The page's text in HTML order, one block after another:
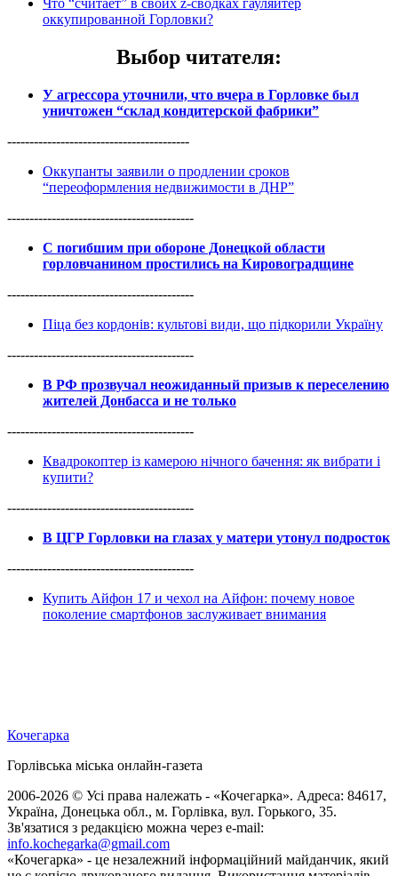
Что “считает” в своих z-сводках гауляйтер
оккупированной Горловки?
Выбор читателя:
У агрессора уточнили, что вчера в Горловке был
уничтожен “склад кондитерской фабрики”
-----------------------------------------
Оккупанты заявили о продлении сроков
“переоформления недвижимости в ДНР”
------------------------------------------
С погибшим при обороне Донецкой области
горловчанином простились на Кировоградщине
------------------------------------------
Піца без кордонів: культові види, що підкорили Україну
------------------------------------------
В РФ прозвучал неожиданный призыв к переселению
жителей Донбасса и не только
------------------------------------------
Квадрокоптер із камерою нічного бачення: як вибрати і
купити?
------------------------------------------
В ЦГР Горловки на глазах у матери утонул подросток
------------------------------------------
Купить Айфон 17 и чехол на Айфон: почему новое
поколение смартфонов заслуживает внимания
Кочегарка
Горлівська міська онлайн-газета
2006-2026 © Усі права належать - «Кочегарка». Адреса: 84617,
Україна, Донецька обл., м. Горлівка, вул. Горького, 35.
Зв'язатися з редакцією можна через e-mail:
info.kochegarka@gmail.com
«Кочегарка» - це незалежний інформаційний майданчик, який